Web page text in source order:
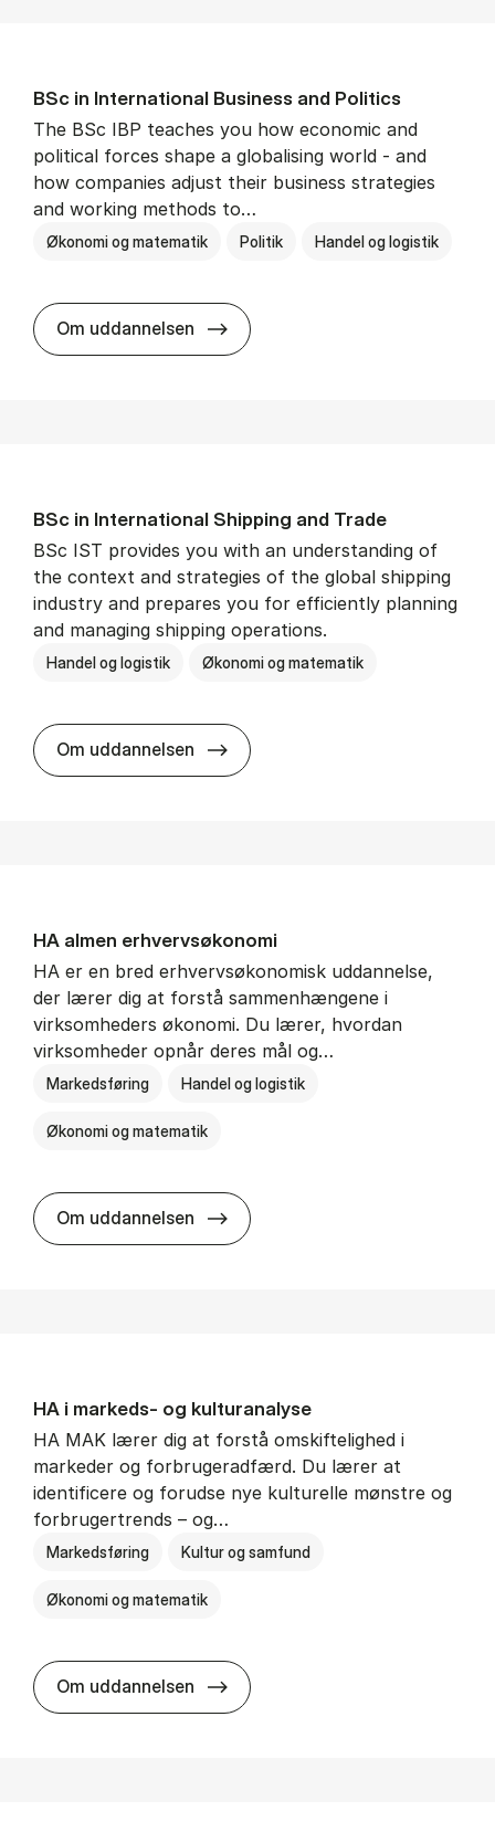
BSc in In­ter­na­tion­al Busi­ness and Polit­ics
The BSc IBP teaches you how economic and
political forces shape a globalising world - and
how companies adjust their business strategies
and working methods to…
Økonomi og matematik Politik Handel og logistik
Om uddannelsen BSc in In­ter­na­tion­al Busi­ness
BSc in In­ter­na­tion­al Ship­ping and Trade
BSc IST provides you with an understanding of
the context and strategies of the global shipping
industry and prepares you for efficiently planning
and managing shipping operations.
Handel og logistik Økonomi og matematik
Om uddannelsen BSc in In­ter­na­tion­al Ship­ping
HA al­men erhvervs­økonomi
HA er en bred erhvervsøkonomisk uddannelse,
der lærer dig at forstå sammenhængene i
virksomheders økonomi. Du lærer, hvordan
virksomheder opnår deres mål og…
Markedsføring Handel og logistik
Økonomi og matematik
Om uddannelsen HA al­men erhvervs­økonomi
HA i mar­keds- og kul­tu­r­a­na­ly­se
HA MAK lærer dig at forstå omskiftelighed i
markeder og forbrugeradfærd. Du lærer at
identificere og forudse nye kulturelle mønstre og
forbrugertrends – og…
Markedsføring Kultur og samfund
Økonomi og matematik
Om uddannelsen HA i mar­keds- og kul­tu­r­a­na­ly­se